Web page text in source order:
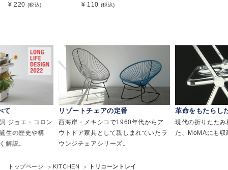
¥ 220 (税込) ¥ 110 (税込)
て
ジョエ・コロン
生の歴史や構
解説。
リゾートチェアの定番
西海岸・メキシコで1960年代からア
ウトドア家具として親しまれていたラ
ウンジチェアシリーズ。
革命をもたらし
現代の折りたた
た、MoMAにも収
トップページ KITCHEN トリコーントレイ